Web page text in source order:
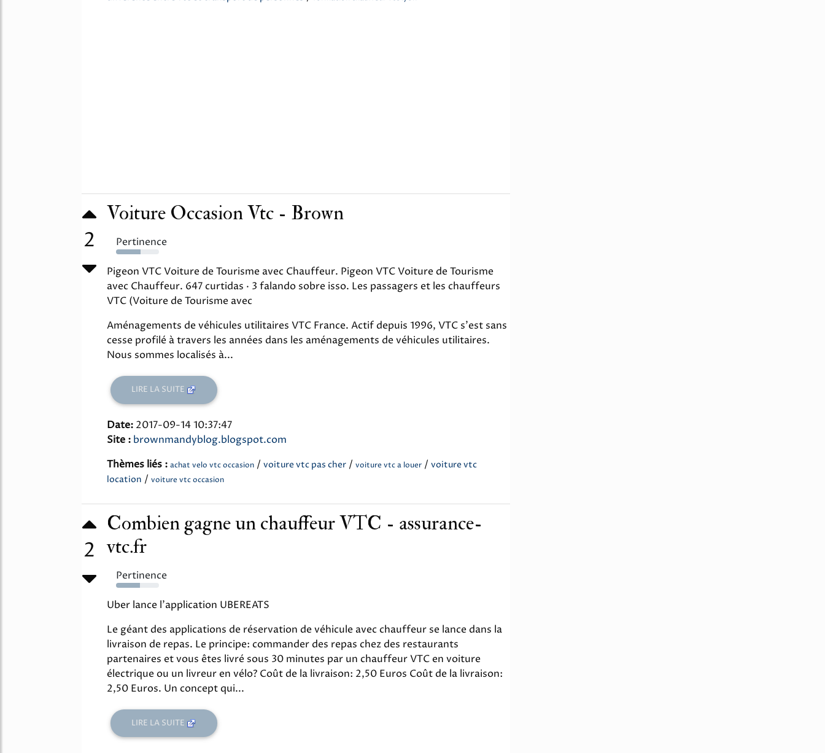
2
Voiture Occasion Vtc - Brown
Pertinence
57%
Pigeon VTC Voiture de Tourisme avec Chauffeur. Pigeon VTC Voiture de Tourisme
avec Chauffeur. 647 curtidas · 3 falando sobre isso. Les passagers et les chauffeurs
VTC (Voiture de Tourisme avec
Aménagements de véhicules utilitaires VTC France. Actif depuis 1996, VTC s'est sans
cesse profilé à travers les années dans les aménagements de véhicules utilitaires.
Nous sommes localisés à...
LIRE LA SUITE
Date: 2017-09-14 10:37:47
Site : brownmandyblog.blogspot.com
Thèmes liés : achat velo vtc occasion / voiture vtc pas cher / voiture vtc a louer / voiture vtc
location / voiture vtc occasion
2
Combien gagne un chauffeur VTC - assurance-
vtc.fr
Pertinence
55%
Uber lance l'application UBEREATS
Le géant des applications de réservation de véhicule avec chauffeur se lance dans la
livraison de repas. Le principe: commander des repas chez des restaurants
partenaires et vous êtes livré sous 30 minutes par un chauffeur VTC en voiture
électrique ou un livreur en vélo? Coût de la livraison: 2,50 Euros Coût de la livraison:
2,50 Euros. Un concept qui...
LIRE LA SUITE